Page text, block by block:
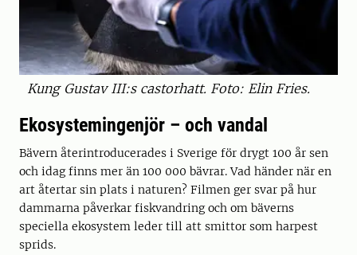
Kung Gustav III:s castorhatt. Foto: Elin Fries.
Ekosystemingenjör – och vandal
Bävern återintroducerades i Sverige för drygt 100 år sen
och idag finns mer än 100 000 bävrar. Vad händer när en
art återtar sin plats i naturen? Filmen ger svar på hur
dammarna påverkar fiskvandring och om bäverns
speciella ekosystem leder till att smittor som harpest
sprids.